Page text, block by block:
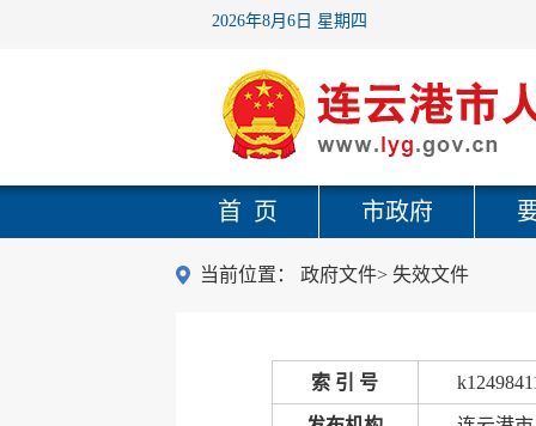
2026年8月6日 星期四
首 页 市政府
当前位置： 政府文件> 失效文件
索 引 号